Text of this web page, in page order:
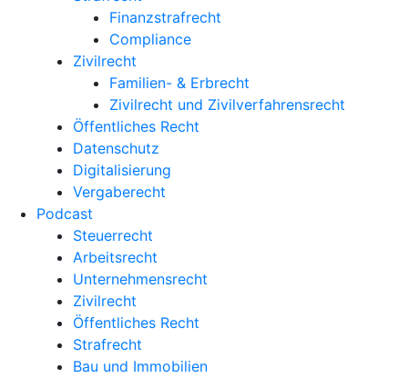
Finanzstrafrecht
Compliance
Zivilrecht
Familien- & Erbrecht
Zivilrecht und Zivilverfahrensrecht
Öffentliches Recht
Datenschutz
Digitalisierung
Vergaberecht
Podcast
Steuerrecht
Arbeitsrecht
Unternehmens­recht
Zivilrecht
Öffentliches Recht
Strafrecht
Bau und Immobilien